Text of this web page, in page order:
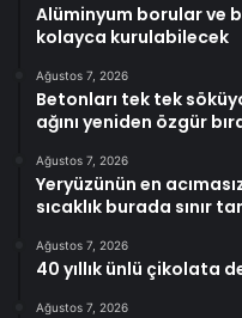
Alüminyum borular ve
kolayca kurulabilecek
Ağustos 7, 2026
Betonları tek tek
ağını yeniden özgür
Ağustos 7, 2026
Yeryüzünün en
sıcaklık burada sınır
Ağustos 7, 2026
40 yıllık ünlü çikolata
Ağustos 7, 2026